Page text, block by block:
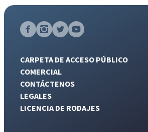
CARPETA DE ACCESO PÚBLICO
COMERCIAL
CONTÁCTENOS
LEGALES
LICENCIA DE RODAJES